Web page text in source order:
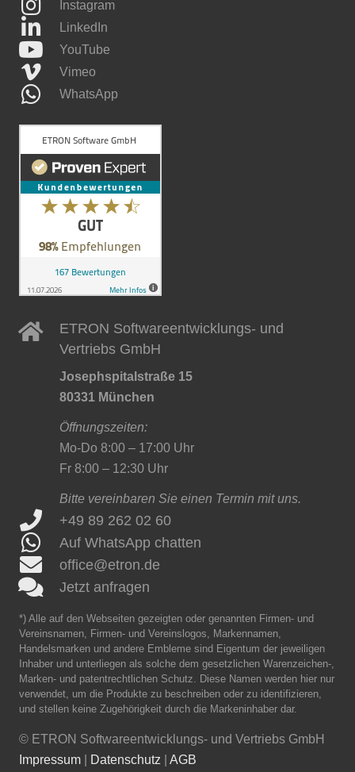
Instagram
LinkedIn
YouTube
Vimeo
WhatsApp
ETRON Softwareentwicklungs- und
Vertriebs GmbH
Josephspitalstraße 15
80331 München
Öffnungszeiten:
Mo-Do 8:00 – 17:00 Uhr
Fr 8:00 – 12:30 Uhr
Bitte vereinbaren Sie einen Termin mit uns.
+49 89 262 02 60
Auf WhatsApp chatten
office@etron.de
Jetzt anfragen
*) Alle auf den Webseiten gezeigten oder genannten Firmen- und
Vereinsnamen, Firmen- und Vereinslogos, Markennamen,
Handelsmarken und andere Embleme sind Eigentum der jeweiligen
Inhaber und unterliegen als solche dem gesetzlichen Warenzeichen-,
Marken- und patentrechtlichen Schutz. Diese Namen werden hier nur
verwendet, um die Produkte zu beschreiben oder zu identifizieren,
und stellen keine Zugehörigkeit durch die Markeninhaber dar.
© ETRON Softwareentwicklungs- und Vertriebs GmbH
Impressum
Datenschutz AGB